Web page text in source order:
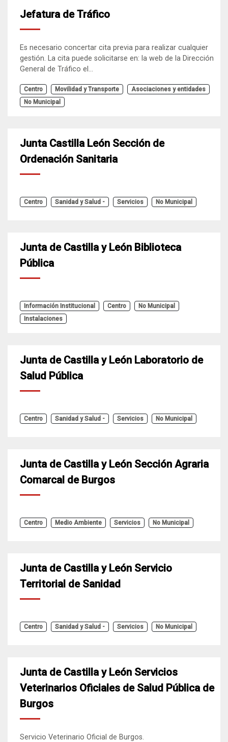
Jefatura de Tráfico
Es necesario concertar cita previa para realizar cualquier
gestión. La cita puede solicitarse en: la web de la Dirección
General de Tráfico el...
Centro Movilidad y Transporte
Asociaciones y entidades
No Municipal
Junta Castilla León Sección de
Ordenación Sanitaria
Centro Sanidad y Salud - Servicios No Municipal
Junta de Castilla y León Biblioteca
Pública
Información Institucional Centro
No Municipal
Instalaciones
Junta de Castilla y León Laboratorio de
Salud Pública
Centro Sanidad y Salud - Servicios No Municipal
Junta de Castilla y León Sección Agraria
Comarcal de Burgos
Centro Medio Ambiente Servicios No Municipal
Junta de Castilla y León Servicio
Territorial de Sanidad
Centro Sanidad y Salud - Servicios No Municipal
Junta de Castilla y León Servicios
Veterinarios Oficiales de Salud Pública de
Burgos
Servicio Veterinario Oficial de Burgos.